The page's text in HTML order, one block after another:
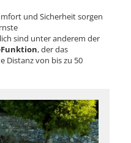
und Sicherheit sorgen
sind unter anderem der
Funktion, der das
Distanz von bis zu 50